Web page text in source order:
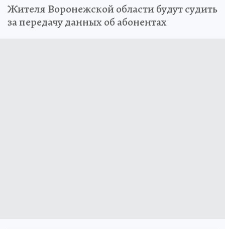
Жителя Воронежской области будут судить
за передачу данных об абонентах